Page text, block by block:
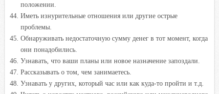
положении.
Иметь изнурительные отношения или другие острые
проблемы.
Обнаруживать недостаточную сумму денег в тот момент, когда
они понадобились.
Узнавать, что ваши планы или новое назначение запоздали.
Рассказывать о том, чем занимаетесь.
Узнавать у других, который час или как куда-то пройти и т.д.